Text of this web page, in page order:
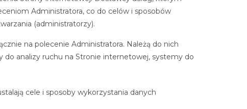
Administratora, co do celów i sposobów
(administratorzy).
na polecenie Administratora. Należą do nich
do analizy ruchu na Stronie internetowej, systemy do
cele i sposoby wykorzystania danych